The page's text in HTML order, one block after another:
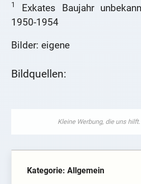
1
Exkates Baujahr
1950-1954
Bilder: eigene
Bildquellen:
Kategorie: Allgemein